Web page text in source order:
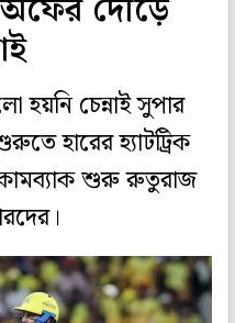
দৌড়ে
চেন্নাই সুপার
হারের হ্যাটট্রিক
শুরু রুতুরাজ